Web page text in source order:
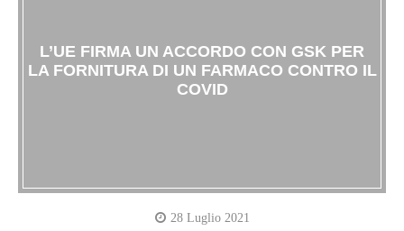
L’UE FIRMA UN ACCORDO CON GSK PER
LA FORNITURA DI UN FARMACO CONTRO IL
COVID
28 Luglio 2021